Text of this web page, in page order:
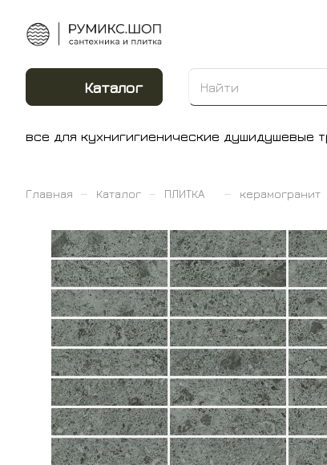
Каталог
все для кухнигигиенические душидушевые
Главная – Каталог – ПЛИТКА – керамогранит